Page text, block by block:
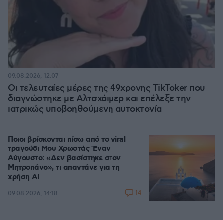
Οι τελευταίες μέρες της 49χρονης TikToker που
διαγνώστηκε με Αλτσχάιμερ και επέλεξε την
ιατρικώς υποβοηθούμενη αυτοκτονία
09.08.2026, 12:07
Ποιοι βρίσκονται πίσω από το viral
τραγούδι Μου Χρωστάς Έναν
Αύγουστο: «Δεν βασίστηκε στον
Μητροπάνο», τι απαντάνε για τη
χρήση AI
09.08.2026, 14:18 14